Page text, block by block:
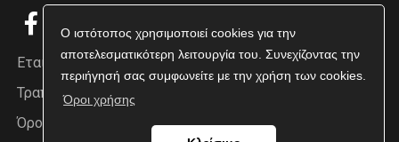
Ο ιστότοπος χρησιμοποιεί cookies για την
αποτελεσματικότερη λειτουργία του. Συνεχίζοντας την
περιήγησή σας συμφωνείτε με την χρήση των cookies.
Όροι χρήσης
Εταιρεία
Τραπεζικοί Λογαριασμοί
Όροι χρήσης